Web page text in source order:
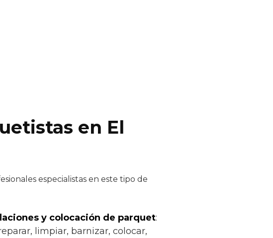
en El
especialistas en este tipo de
y colocación de parquet:
limpiar, barnizar, colocar,